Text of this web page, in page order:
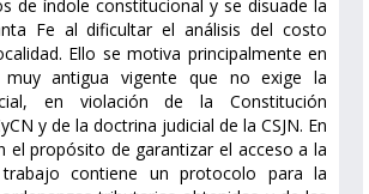
de índole constitucional y se disuade la
Fe al dificultar el análisis del costo
Ello se motiva principalmente en
muy antigua vigente que no exige la
en violación de la Constitución
y de la doctrina judicial de la CSJN. En
el propósito de garantizar el acceso a la
contiene un protocolo para la